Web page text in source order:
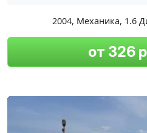
2004, Механика, 1.6
от 326